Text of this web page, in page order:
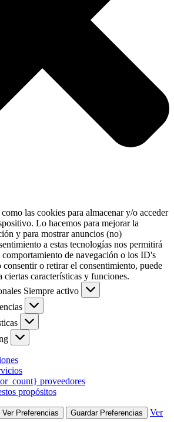
las cookies para almacenar y/o acceder
Lo hacemos para mejorar la
y para mostrar anuncios (no)
a estas tecnologías nos permitirá
comportamiento de navegación o los ID's
o retirar el consentimiento, puede
ciertas características y funciones.
Siempre activo
proveedores
propósitos
Ver Preferencias Guardar Preferencias
Ver